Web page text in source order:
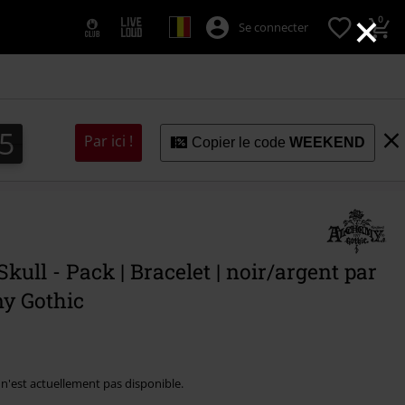
×
Se connecter 0
3
4
3
5
4 Par ici ! Copier le codeWEEKEND
- Pack | Bracelet | noir/argent par
Gothic
actuellement pas disponible.